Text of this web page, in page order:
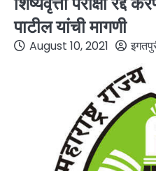
पाटील यांची मागणी
August 10, 2021